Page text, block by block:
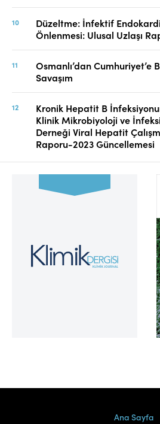
Düzeltme: İnfektif
Önlenmesi: Ulusal Uzlaşı
Osmanlı’dan Cumhuriyet’e
Savaşım
Kronik Hepatit B
Klinik Mikrobiyoloji ve
Derneği Viral Hepatit
Raporu-2023 Güncellemesi
Ana Sayfa